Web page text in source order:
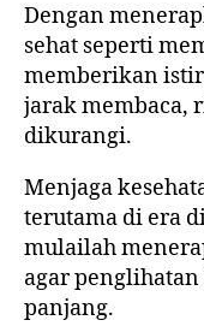
Dengan
sehat seperti
memberikan
jarak membaca,
dikurangi.
Menjaga
terutama di era
mulailah
agar
panjang.